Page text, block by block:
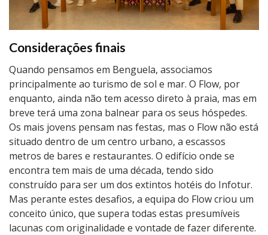
Considerações finais
Quando pensamos em Benguela, associamos
principalmente ao turismo de sol e mar. O Flow, por
enquanto, ainda não tem acesso direto à praia, mas em
breve terá uma zona balnear para os seus hóspedes.
Os mais jovens pensam nas festas, mas o Flow não está
situado dentro de um centro urbano, a escassos
metros de bares e restaurantes. O edifício onde se
encontra tem mais de uma década, tendo sido
construído para ser um dos extintos hotéis do Infotur.
Mas perante estes desafios, a equipa do Flow criou um
conceito único, que supera todas estas presumíveis
lacunas com originalidade e vontade de fazer diferente.